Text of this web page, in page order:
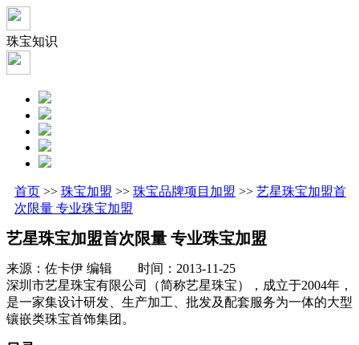
珠宝知识
首页 >> 珠宝加盟 >> 珠宝品牌项目加盟 >> 艺星珠宝加盟首
次限量 专业珠宝加盟
艺星珠宝加盟首次限量 专业珠宝加盟
来源：佐卡伊 编辑 时间：2013-11-25
深圳市艺星珠宝有限公司（简称艺星珠宝），成立于2004年，
是一家集设计研发、生产加工、批发及配套服务为一体的大型
镶嵌类珠宝首饰集团。